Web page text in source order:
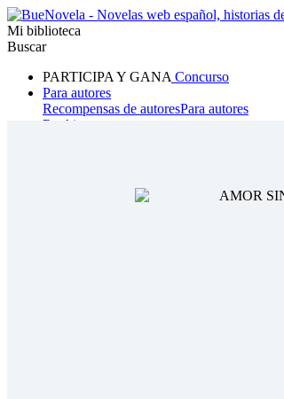
Mi biblioteca
Buscar
PARTICIPA Y GANA Concurso
Para autores
Recompensas de autoresPara autores
Ranking
Hombre lobo MafiaSistema